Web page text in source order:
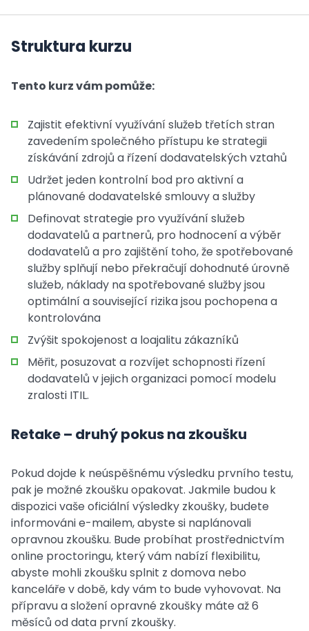
Struktura kurzu
Tento kurz vám pomůže:
Zajistit efektivní využívání služeb třetích stran
zavedením společného přístupu ke strategii
získávání zdrojů a řízení dodavatelských vztahů
Udržet jeden kontrolní bod pro aktivní a
plánované dodavatelské smlouvy a služby
Definovat strategie pro využívání služeb
dodavatelů a partnerů, pro hodnocení a výběr
dodavatelů a pro zajištění toho, že spotřebované
služby splňují nebo překračují dohodnuté úrovně
služeb, náklady na spotřebované služby jsou
optimální a související rizika jsou pochopena a
kontrolována
Zvýšit spokojenost a loajalitu zákazníků
Měřit, posuzovat a rozvíjet schopnosti řízení
dodavatelů v jejich organizaci pomocí modelu
zralosti ITIL.
Retake – druhý pokus na zkoušku
Pokud dojde k neúspěšnému výsledku prvního testu,
pak je možné zkoušku opakovat. Jakmile budou k
dispozici vaše oficiální výsledky zkoušky, budete
informováni e-mailem, abyste si naplánovali
opravnou zkoušku. Bude probíhat prostřednictvím
online proctoringu, který vám nabízí flexibilitu,
abyste mohli zkoušku splnit z domova nebo
kanceláře v době, kdy vám to bude vyhovovat. Na
přípravu a složení opravné zkoušky máte až 6
měsíců od data první zkoušky.